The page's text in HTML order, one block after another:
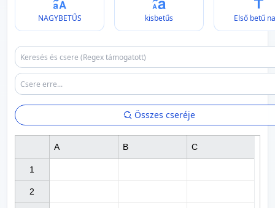
NAGYBETŰS kisbetűs Első betű
Összes cseréje
1
2
A B C